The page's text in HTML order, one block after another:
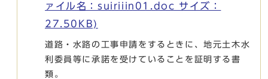
ァイル名：suiriiin01.doc サイズ：
27.50KB)
道路・水路の工事申請をするときに、地元土木水
利委員等に承諾を受けていることを証明する書
類。